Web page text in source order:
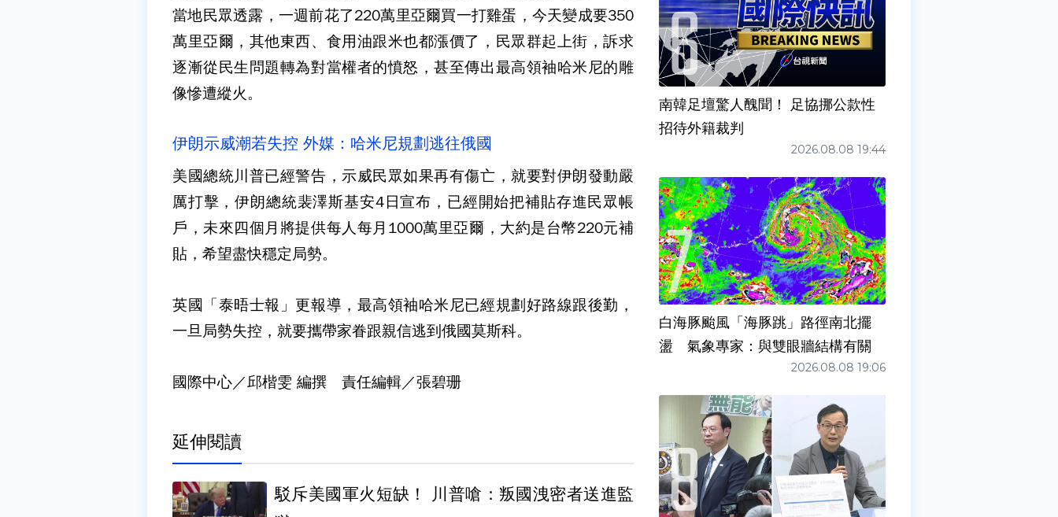
當地民眾透露，一週前花了220萬里亞爾買一打雞蛋，今天變成要350
萬里亞爾，其他東西、食用油跟米也都漲價了，民眾群起上街，訴求
逐漸從民生問題轉為對當權者的憤怒，甚至傳出最高領袖哈米尼的雕
像慘遭縱火。
伊朗示威潮若失控 外媒：哈米尼規劃逃往俄國
美國總統川普已經警告，示威民眾如果再有傷亡，就要對伊朗發動嚴
厲打擊，伊朗總統裴澤斯基安4日宣布，已經開始把補貼存進民眾帳
戶，未來四個月將提供每人每月1000萬里亞爾，大約是台幣220元補
貼，希望盡快穩定局勢。
英國「泰晤士報」更報導，最高領袖哈米尼已經規劃好路線跟後勤，
一旦局勢失控，就要攜帶家眷跟親信逃到俄國莫斯科。
國際中心／邱楷雯 編撰 責任編輯／張碧珊
延伸閱讀
駁斥美國軍火短缺！ 川普嗆：叛國洩密者送進監
南韓足壇驚人醜聞！ 足協挪公款性
招待外籍裁判
2026.08.08 19:44
白海豚颱風「海豚跳」路徑南北擺
盪 氣象專家：與雙眼牆結構有關
2026.08.08 19:06